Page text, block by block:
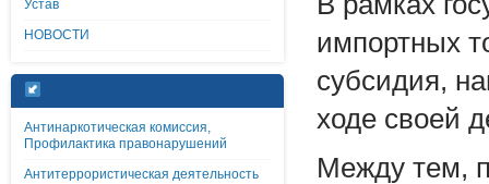
Устав
НОВОСТИ
Антинаркотическая комиссия,
Профилактика правонарушений
Антитеррористическая деятельность
импортных
субсидия,
ходе своей
Между тем,